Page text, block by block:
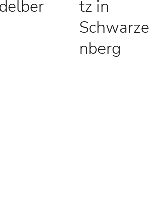
tz in
Schwarze
nberg